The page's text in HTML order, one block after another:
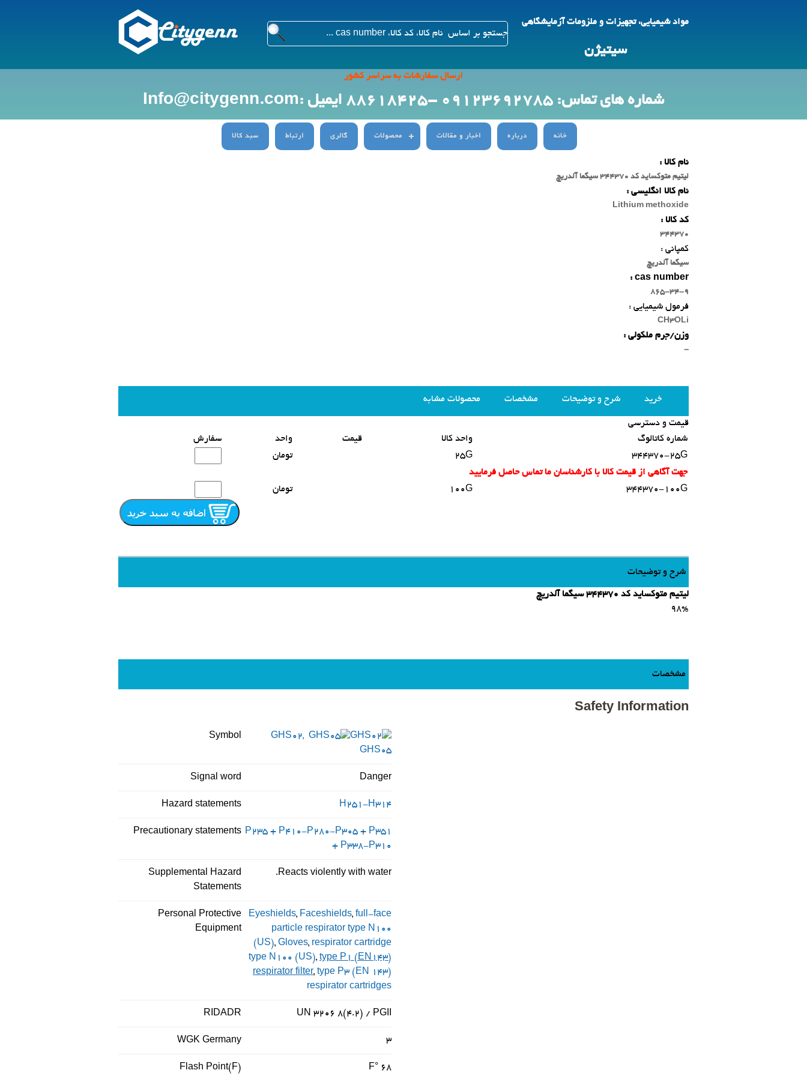
مواد شیمیایی، تجهیزات و ملزومات آزمایشگاهی
سیتیژن
ارسال سفارشات به سراسر کشور
شماره های تماس: 09123692785 -88618425 ایمیل :Info@citygenn.com
خانه درباره اخبار و مقالات محصولات گالری ارتباط سبد کالا
نام کالا :
لیتیم متوکساید کد 344370 سیگما آلدریچ
نام کالا انگلیسی :
Lithium methoxide
کد کالا :
344370
کمپانی :
سیگما آلدریچ
cas number :
865-34-9
فرمول شیمیایی :
CH3OLi
وزن/جرم ملکولی :
-
خرید شرح و توضیحات مشخصات محصولات مشابه
قیمت و دسترسی
شماره کاتالوگ
واحد کالا قیمت واحد
سفارش
344370-25G
25G
تومان
جهت آگاهی از قیمت کالا با کارشناسان ما تماس حاصل فرمایید
344370-100G
100G تومان
شرح و توضیحات
لیتیم متوکساید کد 344370 سیگما آلدریچ
98%
مشخصات
Safety Information
Symbol
GHS02,
GHS05
Signal word Danger
Hazard statements H251-H314
Precautionary statements P235 + P410-P280-P305 + P351
+ P338-P310
Supplemental Hazard
Statements
Reacts violently with water.
Personal Protective
Equipment
Eyeshields, Faceshields, full-face
particle respirator type N100
(US), Gloves, respirator cartridge
type N100 (US), type P1 (EN143)
respirator filter, type P3 (EN 143)
respirator cartridges
RIDADR UN 3206 8(4.2) / PGII
WGK Germany 3
Flash Point(F) 68 °F